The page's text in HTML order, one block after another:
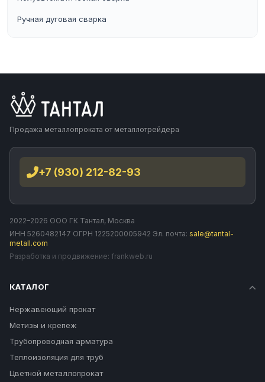
Ручная дуговая сварка
Продажа металлопроката от металлотрейдера
+7 (930) 212-82-93
2022–2026 ООО ГК Тантал, Москва
ИНН 5260482147 ОГРН 1225200005942 Эл. почта: sale@tantal-
metall.com
Разработка и продвижение: frankweb.ru
КАТАЛОГ
Нержавеющий прокат
Метизы и крепеж
Трубопроводная арматура
Теплоизоляция для труб
Цветной металлопрокат